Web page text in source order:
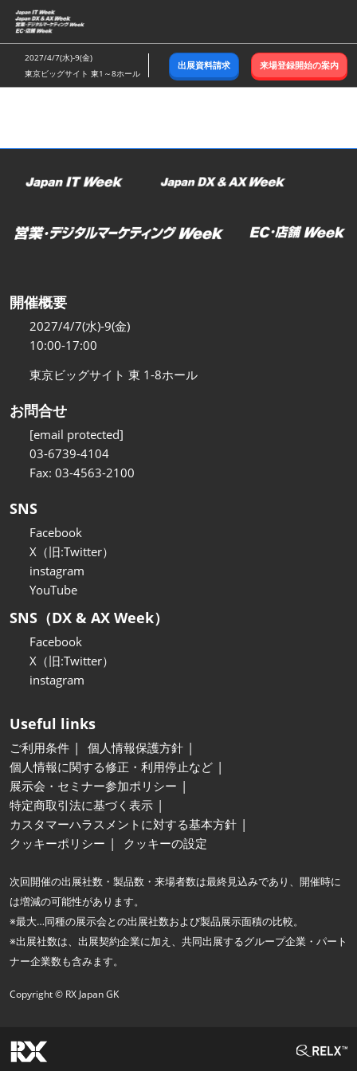
ス
キ
ッ
し
む
2027/4/7(水)-9(金)
東京ビッグサイト 東1～8ホール
出展資料請求 来場登録開始の案内
開催概要
2027/4/7(水)-9(金)
10:00-17:00
東京ビッグサイト 東 1-8ホール
お問合せ
[email protected]
03-6739-4104
Fax: 03-4563-2100
SNS
Facebook
X（旧:Twitter）
instagram
YouTube
SNS（DX & AX Week）
Facebook
X（旧:Twitter）
instagram
Useful links
ご利用条件
個人情報保護方針
個人情報に関する修正・利用停止など
展示会・セミナー参加ポリシー
特定商取引法に基づく表示
カスタマーハラスメントに対する基本方針
クッキーポリシー
クッキーの設定
次回開催の出展社数・製品数・来場者数は最終見込みであり、開催時に
は増減の可能性があります。
※最大…同種の展示会との出展社数および製品展示面積の比較。
※出展社数は、出展契約企業に加え、共同出展するグループ企業・パート
ナー企業数も含みます。
Copyright © RX Japan GK